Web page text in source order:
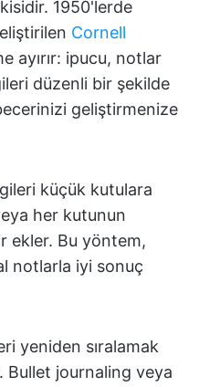
1950'lerde
Cornell
ayırır: ipucu, notlar
düzenli bir şekilde
geliştirmenize
küçük kutulara
her kutunun
ekler. Bu yöntem,
notlarla iyi sonuç
yeniden sıralamak
Bullet journaling veya